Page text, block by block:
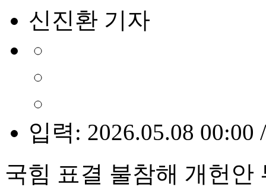
신진환 기자
입력: 2026.05.08 00:00
국힘 표결 불참해 개헌안